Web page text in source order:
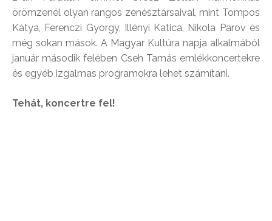
örömzenél olyan rangos zenésztársaival, mint Tompos
Kátya, Ferenczi György, Illényi Katica, Nikola Parov és
még sokan mások. A Magyar Kultúra napja alkalmából
január második felében Cseh Tamás emlékkoncertekre
és egyéb izgalmas programokra lehet számítani.
Tehát, koncertre fel!